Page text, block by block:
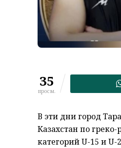
35
просм.
В эти дни город
Казахстан по
категорий U-15 и